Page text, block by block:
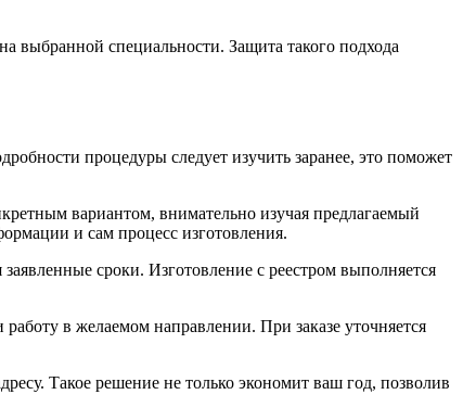
выбранной специальности. Защита такого подхода
процедуры следует изучить заранее, это поможет
вариантом, внимательно изучая предлагаемый
и сам процесс изготовления.
сроки. Изготовление с реестром выполняется
в желаемом направлении. При заказе уточняется
Такое решение не только экономит ваш год, позволив